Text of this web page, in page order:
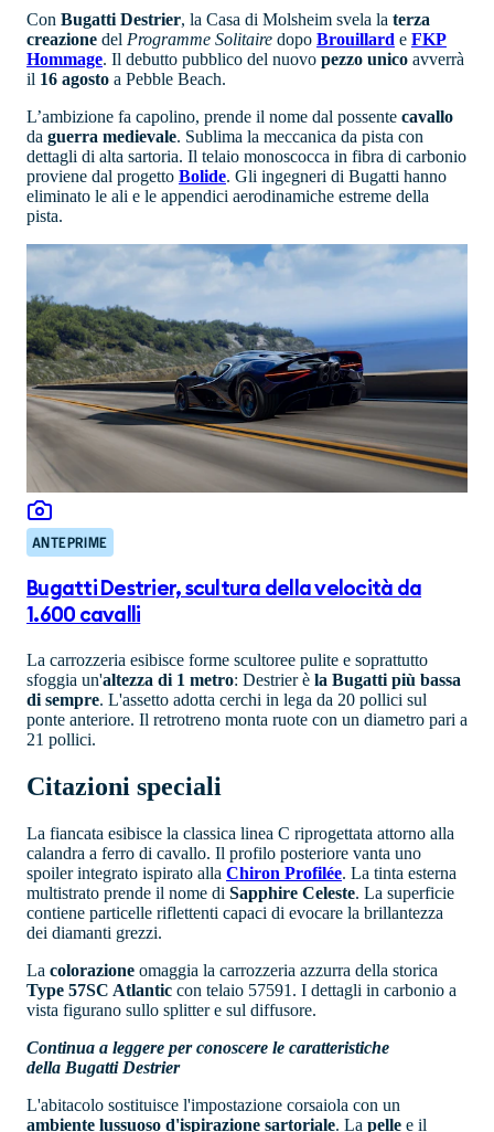
Con Bugatti Destrier, la Casa di Molsheim svela la terza
creazione del Programme Solitaire dopo Brouillard e FKP
Hommage. Il debutto pubblico del nuovo pezzo unico avverrà
il 16 agosto a Pebble Beach.
L’ambizione fa capolino, prende il nome dal possente cavallo
da guerra medievale. Sublima la meccanica da pista con
dettagli di alta sartoria. Il telaio monoscocca in fibra di carbonio
proviene dal progetto Bolide. Gli ingegneri di Bugatti hanno
eliminato le ali e le appendici aerodinamiche estreme della
pista.
ANTEPRIME
Bugatti Destrier, scultura della velocità da
1.600 cavalli
La carrozzeria esibisce forme scultoree pulite e soprattutto
sfoggia un'altezza di 1 metro: Destrier è la Bugatti più bassa
di sempre. L'assetto adotta cerchi in lega da 20 pollici sul
ponte anteriore. Il retrotreno monta ruote con un diametro pari a
21 pollici.
Citazioni speciali
La fiancata esibisce la classica linea C riprogettata attorno alla
calandra a ferro di cavallo. Il profilo posteriore vanta uno
spoiler integrato ispirato alla Chiron Profilée. La tinta esterna
multistrato prende il nome di Sapphire Celeste. La superficie
contiene particelle riflettenti capaci di evocare la brillantezza
dei diamanti grezzi.
La colorazione omaggia la carrozzeria azzurra della storica
Type 57SC Atlantic con telaio 57591. I dettagli in carbonio a
vista figurano sullo splitter e sul diffusore.
Continua a leggere per conoscere le caratteristiche
della Bugatti Destrier
L'abitacolo sostituisce l'impostazione corsaiola con un
ambiente lussuoso d'ispirazione sartoriale. La pelle e il